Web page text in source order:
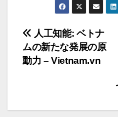
投
稿
人工知能: ベトナ
ムの新たな発展の原
動力 – Vietnam.vn